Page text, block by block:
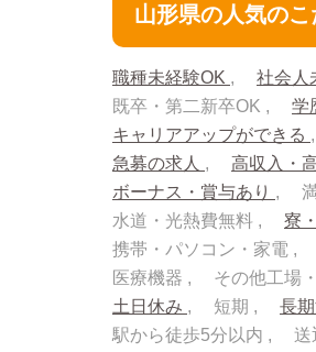
山形県の人気の
職種未経験OK 社会人
既卒・第二新卒OK
学
キャリアアップができる
急募の求人
高収入・
ボーナス・賞与あり
水道・光熱費無料
寮
携帯・パソコン・家電
医療機器
その他工場
土日休み
短期 長
駅から徒歩5分以内
送